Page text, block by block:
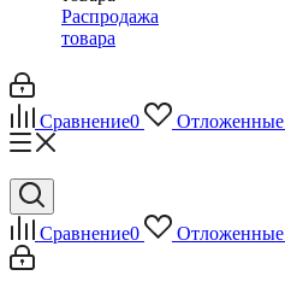
Распродажа
товара
Сравнение0 Отложенные
Сравнение0 Отложенные